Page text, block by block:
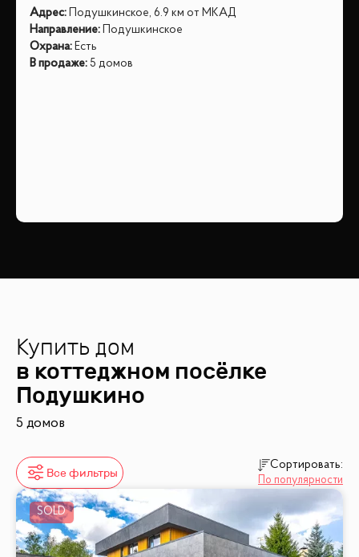
Адрес:
Подушкинское, 6.9 км от МКАД
Направление:
Подушкинское
Охрана: Есть
В продаже: 5 домов
Купить дом
в коттеджном посёлке
Подушкино
5 домов
Все фильтры
Сортировать:
По популярности